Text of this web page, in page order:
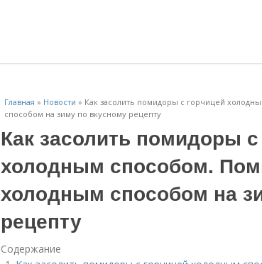
Главная » Новости » Как засолить помидоры с горчицей
способом на зиму по вкусному рецепту
Как засолить помидоры с
холодным способом.
холодным способом на
рецепту
Содержание